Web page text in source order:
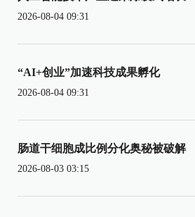
2026-08-04 09:31
“AI+创业”加速科技成果孵化
2026-08-04 09:31
肠道干细胞成比例分化奥秘被破解
2026-08-03 03:15